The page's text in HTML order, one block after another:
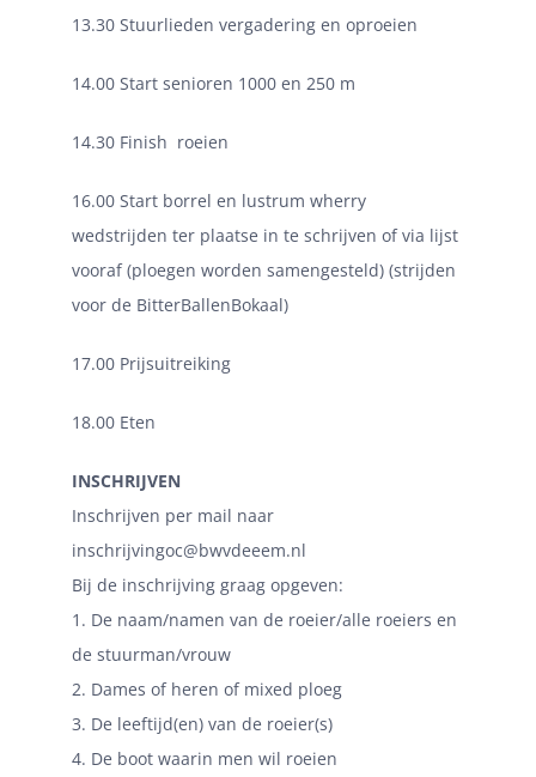
13.30 Stuurlieden vergadering en oproeien
14.00 Start senioren 1000 en 250 m
14.30 Finish roeien
16.00 Start borrel en lustrum wherry
wedstrijden ter plaatse in te schrijven of via lijst
vooraf (ploegen worden samengesteld) (strijden
voor de BitterBallenBokaal)
17.00 Prijsuitreiking
18.00 Eten
INSCHRIJVEN
Inschrijven per mail naar
inschrijvingoc@bwvdeeem.nl
Bij de inschrijving graag opgeven:
1. De naam/namen van de roeier/alle roeiers en
de stuurman/vrouw
2. Dames of heren of mixed ploeg
3. De leeftijd(en) van de roeier(s)
4. De boot waarin men wil roeien